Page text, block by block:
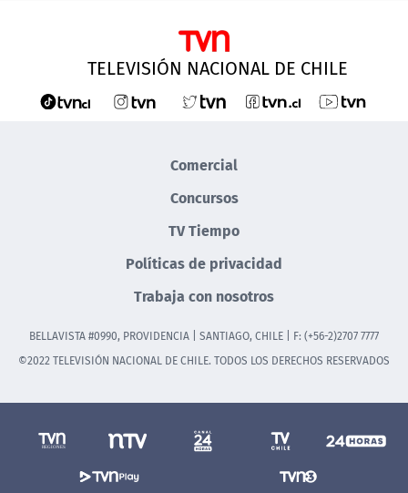
TELEVISIÓN NACIONAL DE CHILE
Comercial
Concursos
TV Tiempo
Políticas de privacidad
Trabaja con nosotros
BELLAVISTA #0990, PROVIDENCIA | SANTIAGO, CHILE | F: (+56-2)2707 7777
©2022 TELEVISIÓN NACIONAL DE CHILE. TODOS LOS DERECHOS RESERVADOS